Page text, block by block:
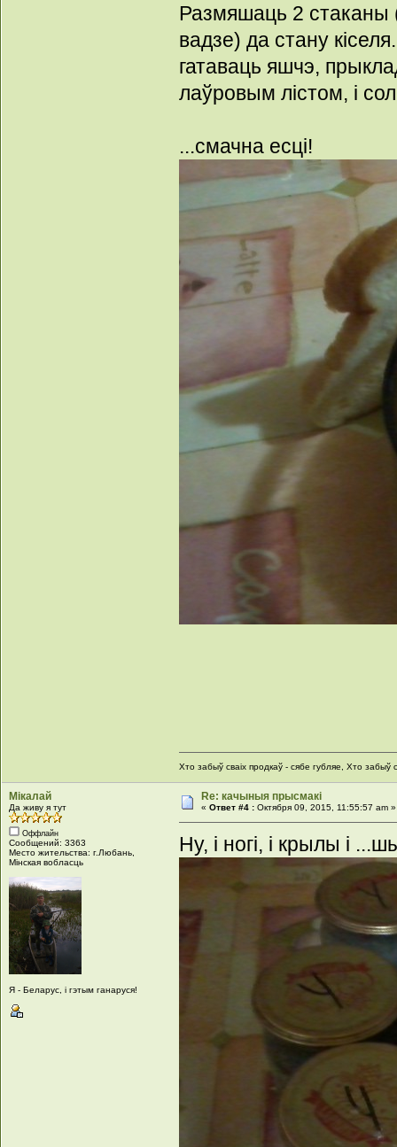
Размяшаць 2 стаканы
вадзе) да стану
гатаваць яшчэ,
лаўровым лістом, і
...смачна есці!
Хто забыў сваіх продкаў - сябе губляе, Хто забыў
Мікалай
Да живу я тут
Оффлайн
Сообщений: 3363
Место жительства: г.Любань,
Мінская вобласць
Я - Беларус, і гэтым ганаруся!
Re: качыныя прысмакі
«Ответ #4 : Октября 09, 2015, 11:55:57 am »
Ну, і ногі, і крылы і